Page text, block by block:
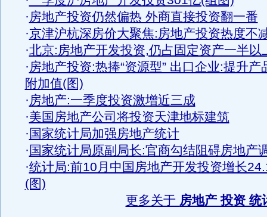
·房地产投资仍然偏热 外商直接投资翻一番
·京津沪杭深房价大聚焦:房地产投资热度不
·北京:房地产开发投资,仍占固定资产一半以
·房地产投资:热捧“资源型” 出口企业:提升产
附加值(图)
·房地产:一季度投资激增近三成
·美国房地产公司将投资天津地标建筑
· 国家统计局加强房地产统计
· 国家统计局原副局长:官商勾结阻碍房地产
·统计局:前10月中国房地产开发投资增长
(图)
更多关于 房地产 投资 统